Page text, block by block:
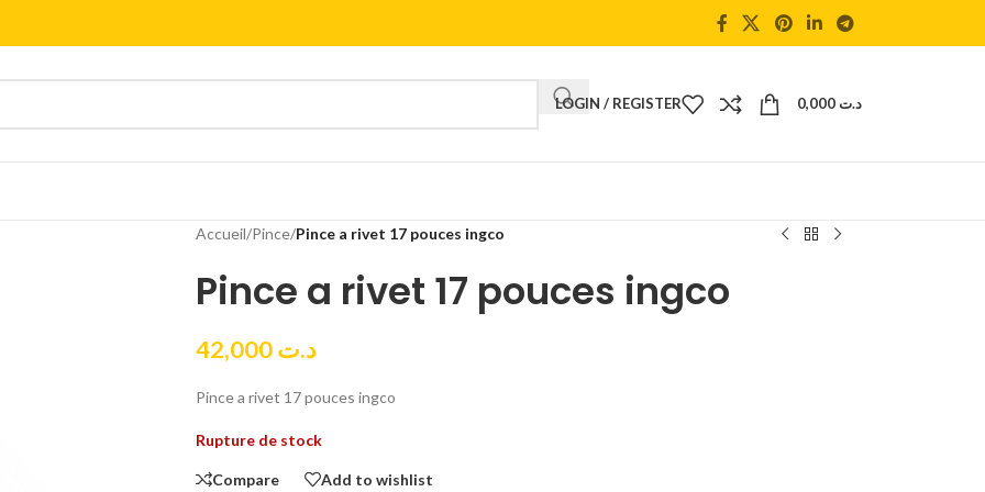
LOGIN / REGISTER د.ت
Accueil/Pince/Pince a rivet 17 pouces ingco
Pince a rivet 17 pouces ingco
د.ت42,000
Pince a rivet 17 pouces ingco
Rupture de stock
Compare Add to wishlist